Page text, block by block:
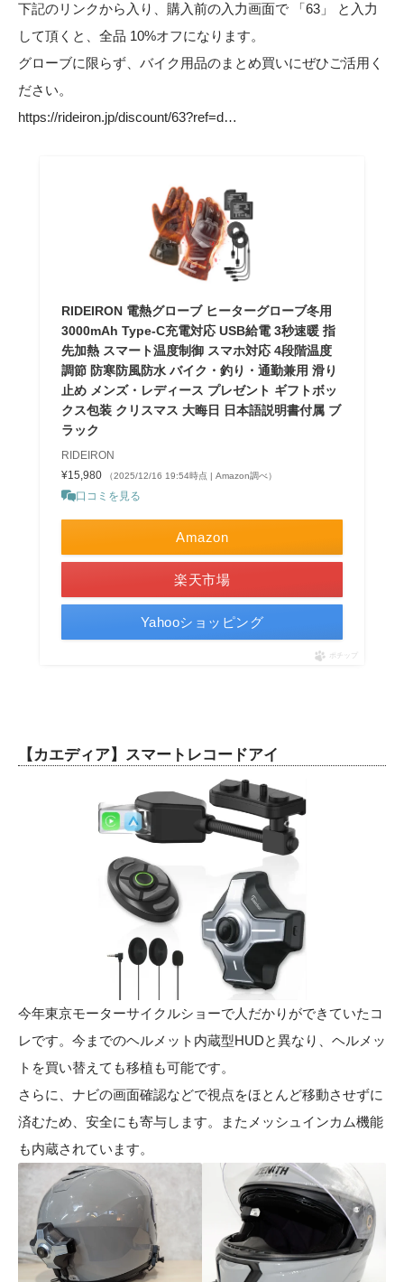
下記のリンクから入り、購入前の入力画面で 「63」 と入力
して頂くと、全品 10%オフになります。
グローブに限らず、バイク用品のまとめ買いにぜひご活用く
ださい。
https://rideiron.jp/discount/63?ref=d…
RIDEIRON 電熱グローブ ヒーターグローブ冬用
3000mAh Type-C充電対応 USB給電 3秒速暖 指
先加熱 スマート温度制御 スマホ対応 4段階温度
調節 防寒防風防水 バイク・釣り・通勤兼用 滑り
止め メンズ・レディース プレゼント ギフトボッ
クス包装 クリスマス 大晦日 日本語説明書付属 ブ
ラック
RIDEIRON
¥15,980
（2025/12/16 19:54時点 | Amazon調べ）
口コミを見る
Amazon
楽天市場
Yahooショッピング
ポチップ
【 カエディア】スマートレコードアイ
今年東京モーターサイクルショーで人だかりができていたコ
レです。今までのヘルメット内蔵型HUDと異なり、ヘルメッ
トを買い替えても移植も可能です。
さらに、ナビの画面確認などで視点をほとんど移動させずに
済むため、安全にも寄与します。またメッシュインカム機能
も内蔵されています。